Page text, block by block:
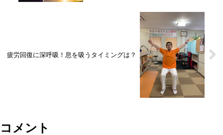
疲労回復に深呼吸！息を吸うタイミングは？
コメント